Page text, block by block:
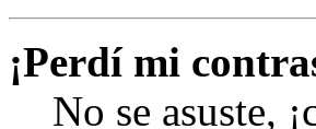
¡Perdí mi
No se asuste,